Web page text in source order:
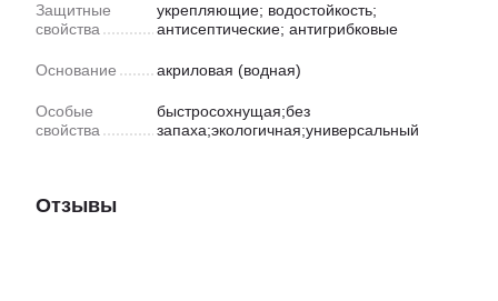
Защитные
свойства
укрепляющие; водостойкость;
антисептические; антигрибковые
Основание акриловая (водная)
Особые
свойства
быстросохнущая;без
запаха;экологичная;универсальный
Отзывы